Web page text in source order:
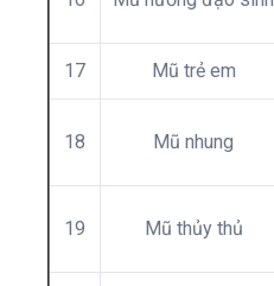
17 Mũ trẻ em
18 Mũ nhung
19 Mũ thủy thủ